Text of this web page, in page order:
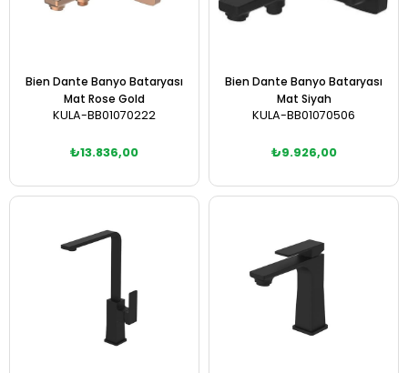
Bien Dante Banyo Bataryası
Mat Rose Gold
KULA-BB01070222
₺13.836,00
Bien Dante Banyo Bataryası
Mat Siyah
KULA-BB01070506
₺9.926,00